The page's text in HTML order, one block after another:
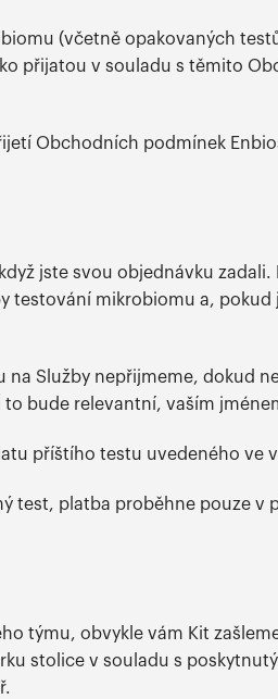
(včetně opakovaných
přijatou v souladu s těmito
Obchodních podmínek
jste svou objednávku zadali.
testování mikrobiomu a, pokud
na Služby nepřijmeme, dokud
bude relevantní, vaším
příštího testu uvedeného ve
test, platba proběhne pouze v
týmu, obvykle vám Kit
stolice v souladu s